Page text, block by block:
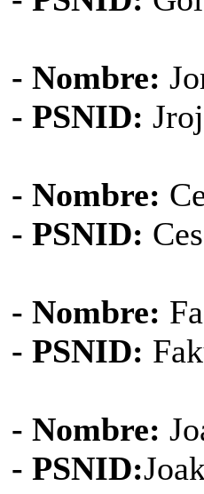
- Nombre:
- PSNID:
- Nombre:
- PSNID:
- Nombre:
- PSNID:
- Nombre:
- PSNID: